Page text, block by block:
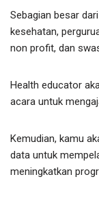
Sebagian besar
kesehatan,
non profit, dan
Health educator
acara untuk
Kemudian, kamu
data untuk
meningkatkan